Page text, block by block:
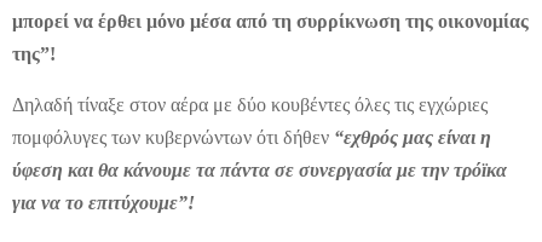
μπορεί να έρθει μόνο μέσα από τη συρρίκνωση της οικονομίας
της”!
Δηλαδή τίναξε στον αέρα με δύο κουβέντες όλες τις εγχώριες
πομφόλυγες των κυβερνώντων ότι δήθεν “εχθρός μας είναι η
ύφεση και θα κάνουμε τα πάντα σε συνεργασία με την τρόϊκα
για να το επιτύχουμε”!